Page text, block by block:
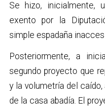
Se hizo, inicialmente,
exento por la
simple espadaña
Posteriormente, a
segundo proyecto que
y la volumetría del
de la casa abadía. El